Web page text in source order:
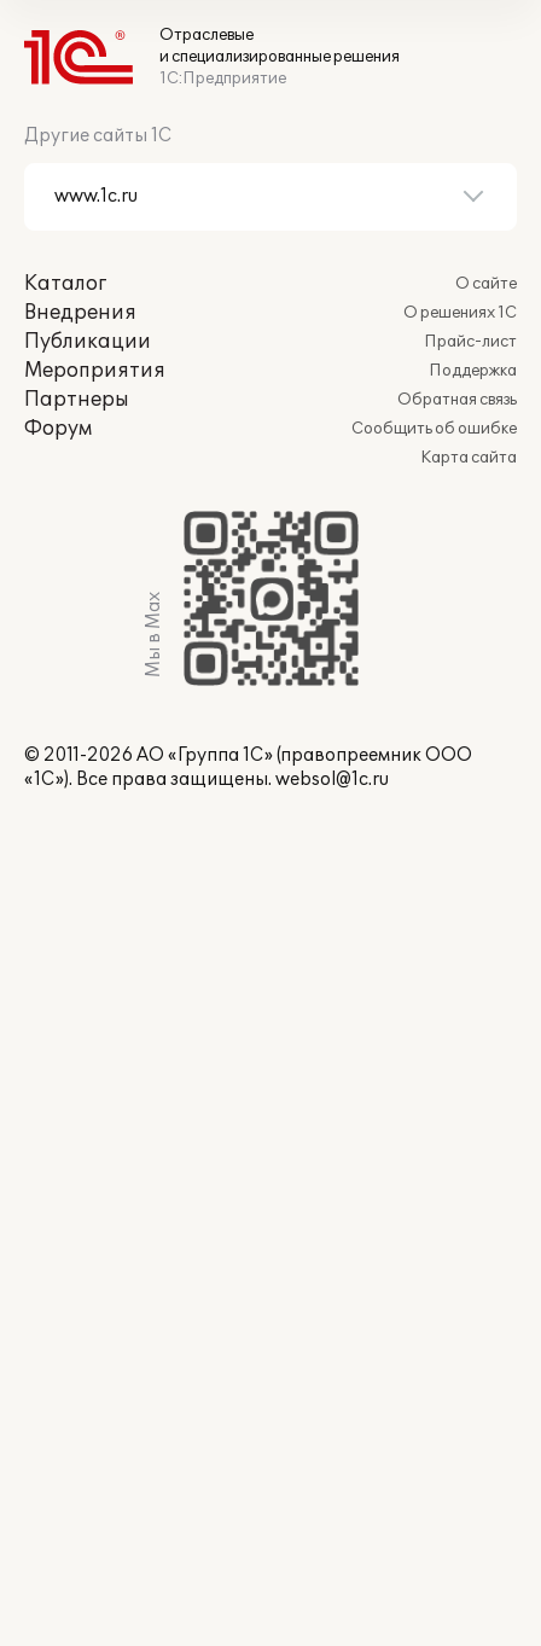
Отраслевые
и специализированные решения
1С:Предприятие
Другие сайты 1С
Каталог
Внедрения
Публикации
Мероприятия
Партнеры
Форум
О сайте
О решениях 1С
Прайс-лист
Поддержка
Обратная связь
Сообщить об ошибке
Карта сайта
Мы в Max
© 2011-2026 АО «Группа 1С» (правопреемник ООО
«1С»). Все права защищены. websol@1c.ru